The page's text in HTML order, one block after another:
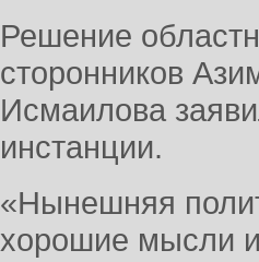
Решение
сторонников
Исмаилова
инстанции.
«Нынешняя
хорошие мысли